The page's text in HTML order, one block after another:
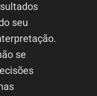
seu
se